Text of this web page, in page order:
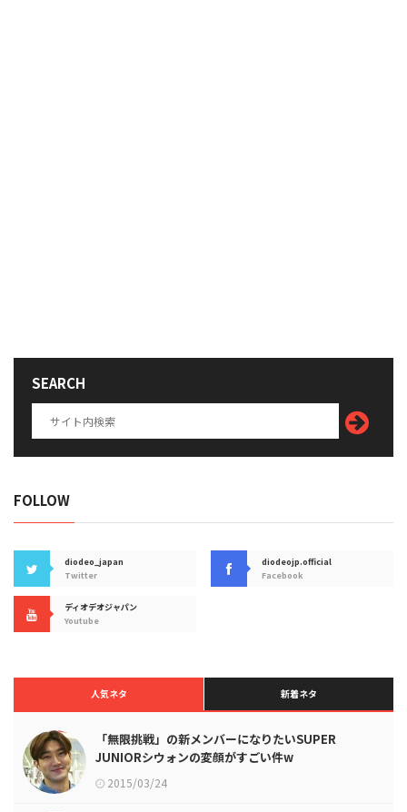
SEARCH
FOLLOW
diodeo_japan
Twitter
diodeojp.official
Facebook
ディオデオジャパン
Youtube
人気ネタ 新着ネタ
「無限挑戦」の新メンバーになりたいSUPER
JUNIORシウォンの変顔がすごい件w
2015/03/24